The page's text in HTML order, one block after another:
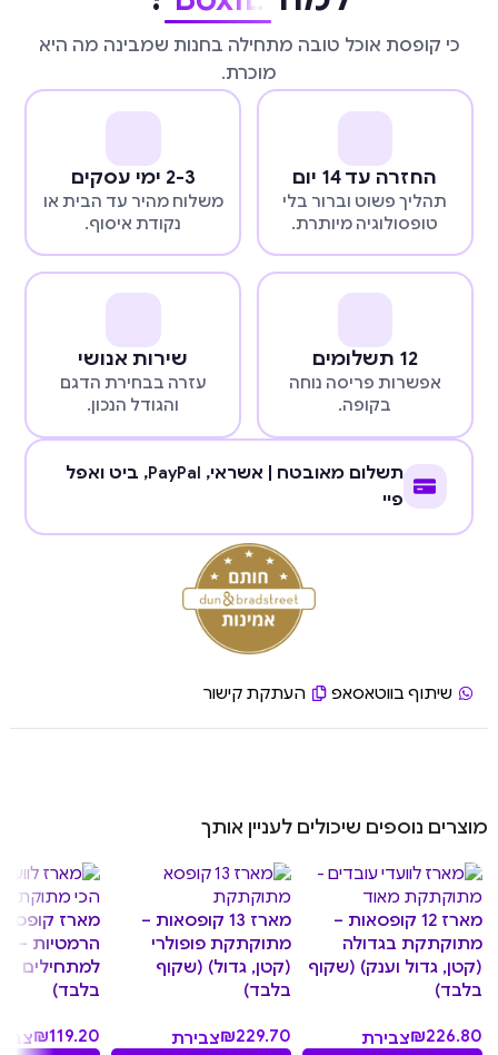
כי קופסת אוכל טובה מתחילה בחנות שמבינה מה היא
מוכרת.
החזרה עד 14 יום
תהליך פשוט וברור בלי
טופסולוגיה מיותרת.
2-3 ימי עסקים
משלוח מהיר עד הבית או
נקודת איסוף.
12 תשלומים
אפשרות פריסה נוחה
בקופה.
שירות אנושי
עזרה בבחירת הדגם
והגודל הנכון.
תשלום מאובטח | אשראי, PayPal, ביט ואפל
פיי
שיתוף בווטאסאפ העתקת קישור
מוצרים נוספים שיכולים לעניין אותך
מארז 12 קופסאות –
מתוקתקת בגדולה
(קטן, גדול וענק) (שקוף
בלבד)
₪226.80
צבירת
מארז 13 קופסאות –
מתוקתקת פופולרי
(קטן, גדול) (שקוף
בלבד)
₪229.70
צבירת
מארז
הרמטיות –
למתחילים
בלבד)
₪119.20